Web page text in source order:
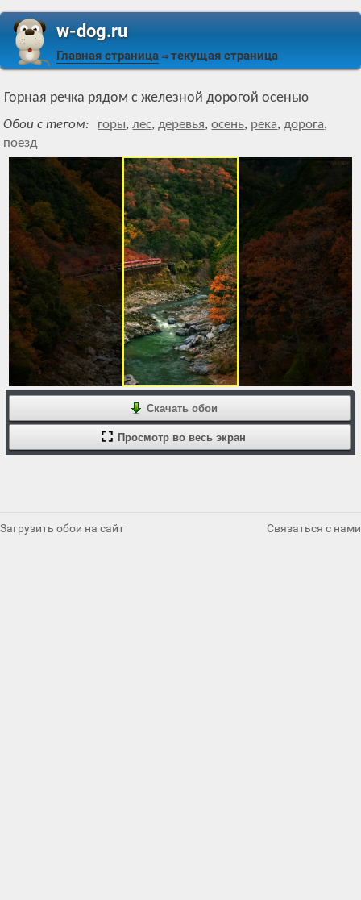
w-dog.ru
Главная страница ⇒ текущая страница
Горная речка рядом с железной дорогой осенью
Обои с тегом: горы,лес,деревья,осень, река,дорога,
поезд
Скачать обои
Просмотр во весь экран
Загрузить обои на сайт Связаться с нами